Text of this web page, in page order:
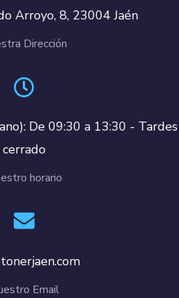
Arroyo, 8, 23004 Jaén
Dirección
De 09:30 a 13:30 - Tardes
cerrado
horario
Email